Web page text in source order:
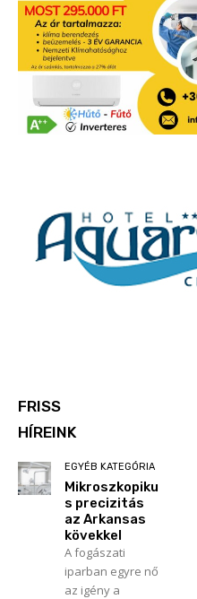
FRISS
HÍREINK
EGYÉB KATEGÓRIA
Mikroszkopiku
s precizitás
az Arkansas
kövekkel
A fogászati
iparban egyre nő
az igény a